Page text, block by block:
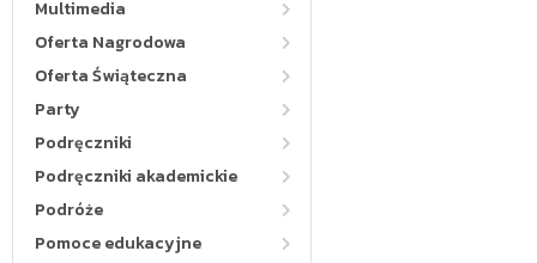
Multimedia
Oferta Nagrodowa
Oferta Świąteczna
Party
Podręczniki
Podręczniki akademickie
Podróże
Pomoce edukacyjne